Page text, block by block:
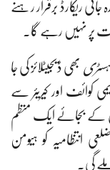
جاتی ریکارڈ برقرار رہنے
پر نہیں رہے گا۔
بھی ڈیجیٹلائز کی جا
کوائف اور کیریئر سے
کے بجائے ایک منظم
انتظامیہ کو ہیومن
گی۔